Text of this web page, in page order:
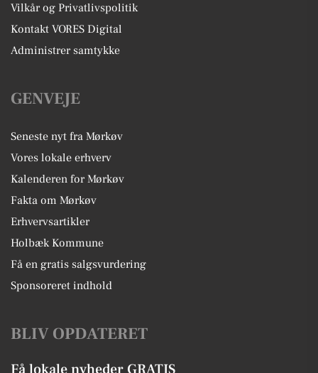
Vilkår og Privatlivspolitik
Kontakt VORES Digital
Administrer samtykke
GENVEJE
Seneste nyt fra Mørkøv
Vores lokale erhverv
Kalenderen for Mørkøv
Fakta om Mørkøv
Erhvervsartikler
Holbæk Kommune
Få en gratis salgsvurdering
Sponsoreret indhold
BLIV OPDATERET